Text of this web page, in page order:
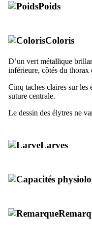
Poids
Coloris
D’un vert métallique
inférieure, côtés du
Cinq taches claires sur les
suture centrale.
Le dessin des élytres ne
Larves